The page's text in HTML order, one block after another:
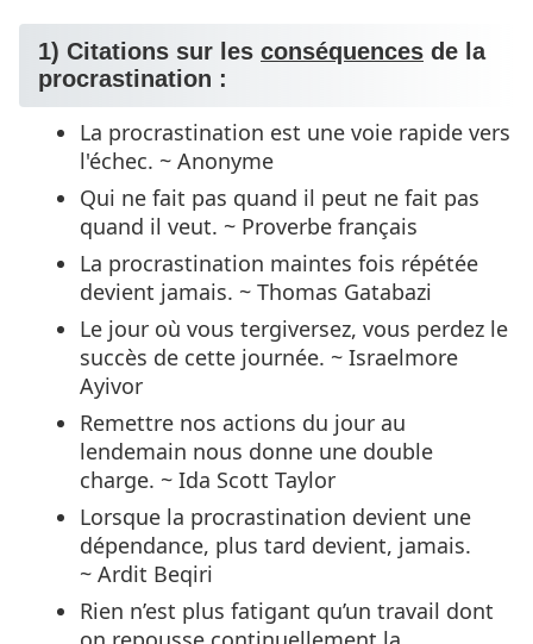
1) Citations sur les conséquences de la
procrastination :
La procrastination est une voie rapide vers
l'échec. ~ Anonyme
Qui ne fait pas quand il peut ne fait pas
quand il veut. ~ Proverbe français
La procrastination maintes fois répétée
devient jamais. ~ Thomas Gatabazi
Le jour où vous tergiversez, vous perdez le
succès de cette journée. ~ Israelmore
Ayivor
Remettre nos actions du jour au
lendemain nous donne une double
charge. ~ Ida Scott Taylor
Lorsque la procrastination devient une
dépendance, plus tard devient, jamais.
~ Ardit Beqiri
Rien n’est plus fatigant qu’un travail dont